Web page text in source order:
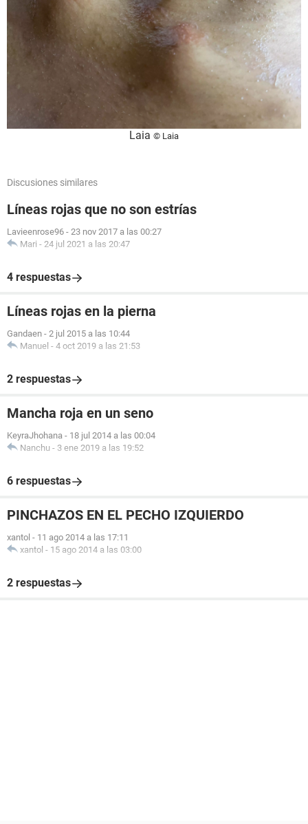
Laia © Laia
Discusiones similares
Líneas rojas que no son estrías
Lavieenrose96 - 23 nov 2017 a las 00:27
Mari - 24 jul 2021 a las 20:47
4 respuestas
Líneas rojas en la pierna
Gandaen - 2 jul 2015 a las 10:44
Manuel - 4 oct 2019 a las 21:53
2 respuestas
Mancha roja en un seno
KeyraJhohana - 18 jul 2014 a las 00:04
Nanchu - 3 ene 2019 a las 19:52
6 respuestas
PINCHAZOS EN EL PECHO IZQUIERDO
xantol - 11 ago 2014 a las 17:11
xantol - 15 ago 2014 a las 03:00
2 respuestas